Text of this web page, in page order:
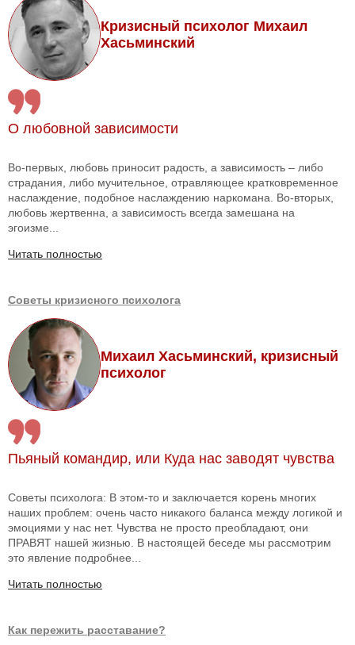
Кризисный психолог Михаил
Хасьминский
О любовной зависимости
Во-первых, любовь приносит радость, а зависимость – либо
страдания, либо мучительное, отравляющее кратковременное
наслаждение, подобное наслаждению наркомана. Во-вторых,
любовь жертвенна, а зависимость всегда замешана на
эгоизме...
Читать полностью
Советы кризисного психолога
Михаил Хасьминский, кризисный
психолог
Пьяный командир, или Куда нас заводят чувства
Советы психолога: В этом-то и заключается корень многих
наших проблем: очень часто никакого баланса между логикой и
эмоциями у нас нет. Чувства не просто преобладают, они
ПРАВЯТ нашей жизнью. В настоящей беседе мы рассмотрим
это явление подробнее...
Читать полностью
Как пережить расставание?